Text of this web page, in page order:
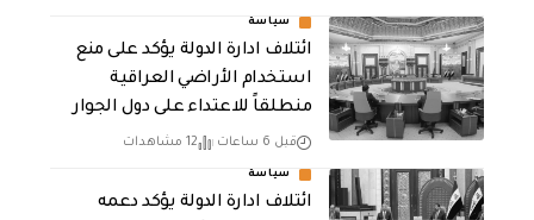
سياسة
ائتلاف ادارة الدولة يؤكد على منع
استخدام الأراضي العراقية
منطلقاً للاعتداء على دول الجوار
قبل 6 ساعات 12 مشاهدات
سياسة
ائتلاف ادارة الدولة يؤكد دعمه